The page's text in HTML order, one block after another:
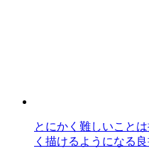
とにかく難しいこと
く描けるようになる良